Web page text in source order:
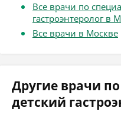
Все врачи по
гастроэнтеролог в
Все врачи в Москве
Другие врачи
детский